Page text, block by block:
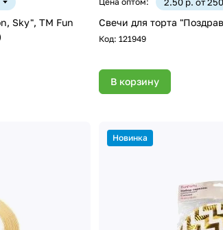
Sky", ТМ Fun
Свечи для торта
Код:121949
В корзину
Новинка